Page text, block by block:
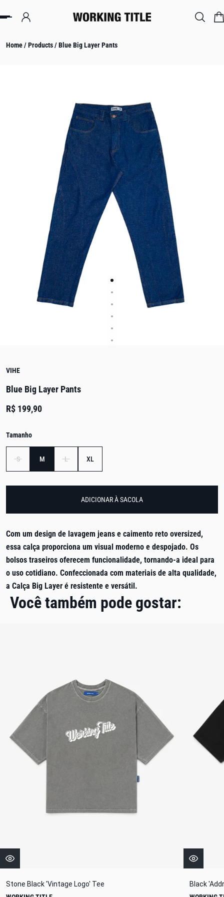
TO CONTENT
Home/Products/Blue Big Layer Pants
VIHE
Blue Big Layer Pants
R$ 199,90
Tamanho
S M L XL
ADICIONAR À SACOLA
Com um design de lavagem jeans e caimento reto oversized,
essa calça proporciona um visual moderno e despojado. Os
bolsos traseiros oferecem funcionalidade, tornando-a ideal para
o uso cotidiano. Confeccionada com materiais de alta qualidade,
a Calça Big Layer é resistente e versátil.
Você também pode gostar:
Stone Black 'Vintage Logo' Tee
Black